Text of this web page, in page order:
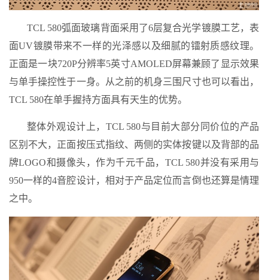
TCL 580弧面玻璃背面采用了6层复合光学镀膜工艺，表
面UV镀膜带来不一样的光泽感以及细腻的镭射质感纹理。
正面是一块720P分辨率5英寸AMOLED屏幕兼顾了显示效果
与单手操控性于一身。从之前的机身三围尺寸也可以看出，
TCL 580在单手握持方面具有天生的优势。
整体外观设计上，TCL 580与目前大部分同价位的产品
区别不大，正面按压式指纹、两侧的实体按键以及背部的品
牌LOGO和摄像头，作为千元千品，TCL 580并没有采用与
950一样的4音腔设计，相对于产品定位而言倒也还算是情理
之中。